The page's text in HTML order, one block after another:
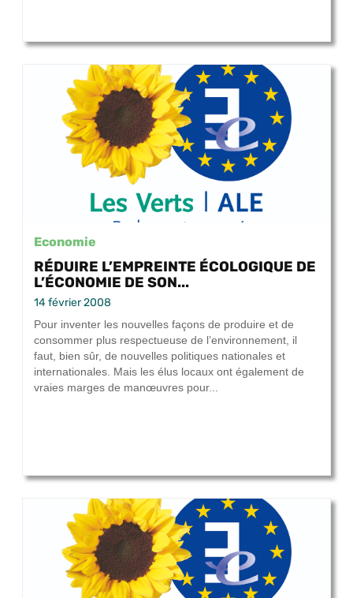
Economie
RÉDUIRE L’EMPREINTE ÉCOLOGIQUE DE
L’ÉCONOMIE DE SON...
14 février 2008
Pour inventer les nouvelles façons de produire et de
consommer plus respectueuse de l’environnement, il
faut, bien sûr, de nouvelles politiques nationales et
internationales. Mais les élus locaux ont également de
vraies marges de manœuvres pour...